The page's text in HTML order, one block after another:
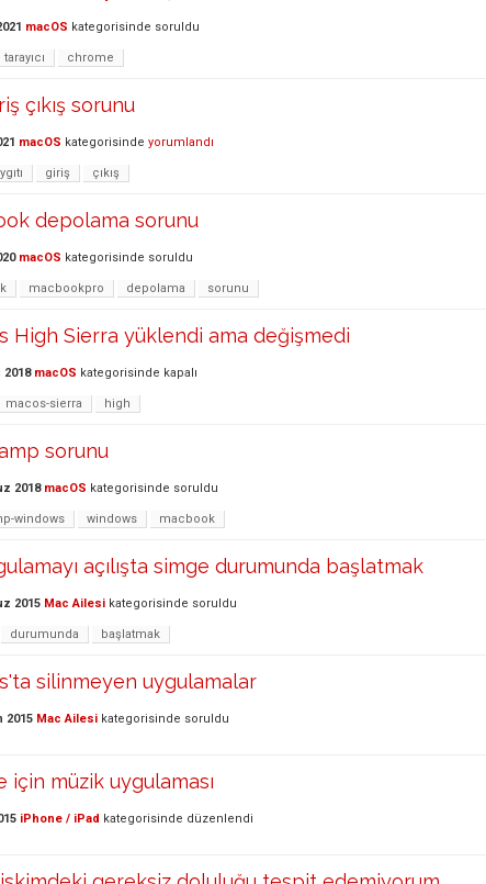
macOS kategorisinde soruldu
tarayıcı chrome
çıkış sorunu
macOS kategorisinde yorumlandı
giriş çıkış
depolama sorunu
macOS kategorisinde soruldu
macbookpro depolama sorunu
High Sierra yüklendi ama değişmedi
2018 macOS kategorisinde kapalı
macos-sierra high
sorunu
2018 macOS kategorisinde soruldu
windows windows macbook
açılışta simge durumunda başlatmak
2015 Mac Ailesi kategorisinde soruldu
durumunda başlatmak
silinmeyen uygulamalar
2015 Mac Ailesi kategorisinde soruldu
için müzik uygulaması
iPhone / iPad kategorisinde düzenlendi